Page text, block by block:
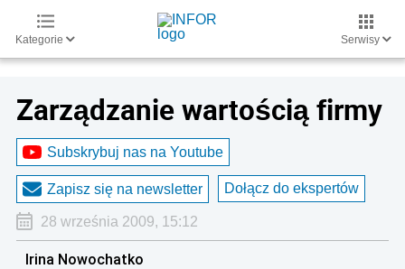
Kategorie Serwisy
Zarządzanie wartością firmy
Subskrybuj nas na Youtube
Zapisz się na newsletter Dołącz do ekspertów
28 września 2009, 15:12
Irina Nowochatko